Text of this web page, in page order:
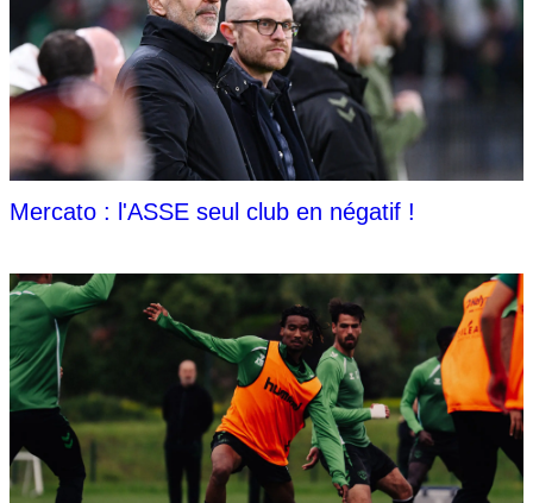
Mercato : l'ASSE seul club en négatif !